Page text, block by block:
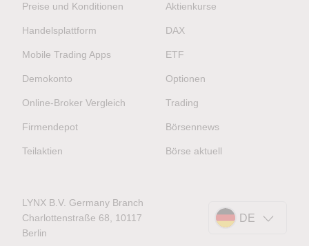
Preise und Konditionen
Handelsplattform
Mobile Trading Apps
Demokonto
Online-Broker Vergleich
Firmendepot
Teilaktien
Aktienkurse
DAX
ETF
Optionen
Trading
Börsennews
Börse aktuell
LYNX B.V. Germany Branch
Charlottenstraße 68, 10117
Berlin
DE